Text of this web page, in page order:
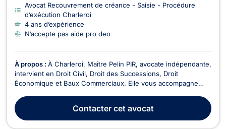
Avocat Recouvrement de créance - Saisie - Procédure
d’exécution Charleroi
4 ans d’expérience
N’accepte pas aide pro deo
À propos : À Charleroi, Maître Pelin PIR, avocate indépendante,
intervient en Droit Civil, Droit des Successions, Droit
Économique et Baux Commerciaux. Elle vous accompagne
approche professionnelle et fiable, en tenant compte de vos
besoins et de vos intérêts.En Droit Civil, Maître...
Contactercet avocat